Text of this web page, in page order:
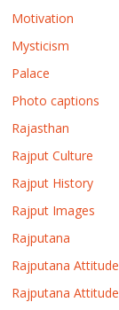
Motivation
Mysticism
Palace
Photo captions
Rajasthan
Rajput Culture
Rajput History
Rajput Images
Rajputana
Rajputana Attitude
Rajputana